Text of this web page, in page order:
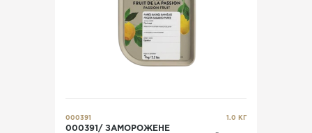
000391 1.0 КГ
000391/ ЗАМОРОЖЕНЕ